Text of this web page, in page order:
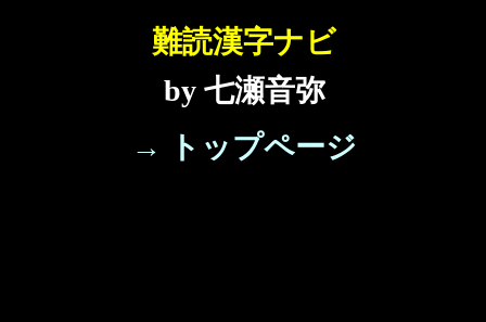
難読漢字ナビ
by 七瀬音弥
→ トップページ